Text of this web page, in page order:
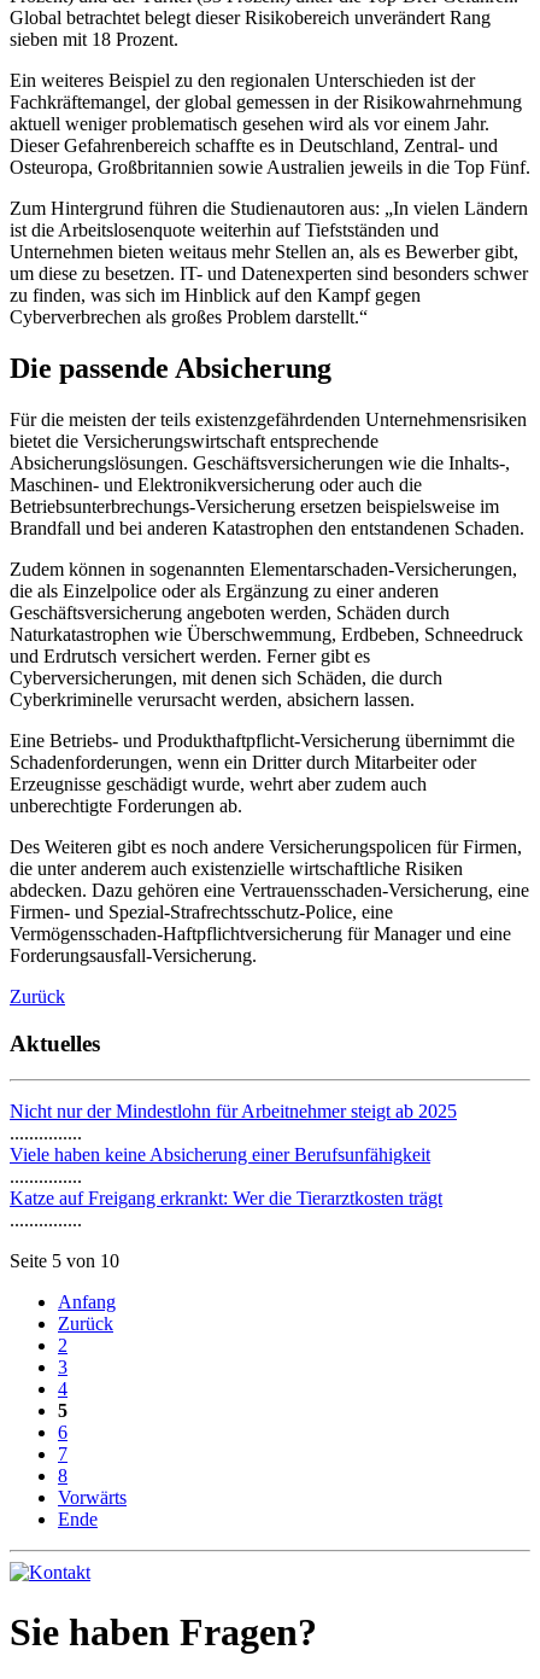
Global betrachtet belegt dieser Risikobereich unverändert Rang
sieben mit 18 Prozent.
Ein weiteres Beispiel zu den regionalen Unterschieden ist der
Fachkräftemangel, der global gemessen in der Risikowahrnehmung
aktuell weniger problematisch gesehen wird als vor einem Jahr.
Dieser Gefahrenbereich schaffte es in Deutschland, Zentral- und
Osteuropa, Großbritannien sowie Australien jeweils in die Top Fünf.
Zum Hintergrund führen die Studienautoren aus: „In vielen Ländern
ist die Arbeitslosenquote weiterhin auf Tiefstständen und
Unternehmen bieten weitaus mehr Stellen an, als es Bewerber gibt,
um diese zu besetzen. IT- und Datenexperten sind besonders schwer
zu finden, was sich im Hinblick auf den Kampf gegen
Cyberverbrechen als großes Problem darstellt.“
Die passende Absicherung
Für die meisten der teils existenzgefährdenden Unternehmensrisiken
bietet die Versicherungswirtschaft entsprechende
Absicherungslösungen. Geschäftsversicherungen wie die Inhalts-,
Maschinen- und Elektronikversicherung oder auch die
Betriebsunterbrechungs-Versicherung ersetzen beispielsweise im
Brandfall und bei anderen Katastrophen den entstandenen Schaden.
Zudem können in sogenannten Elementarschaden-Versicherungen,
die als Einzelpolice oder als Ergänzung zu einer anderen
Geschäftsversicherung angeboten werden, Schäden durch
Naturkatastrophen wie Überschwemmung, Erdbeben, Schneedruck
und Erdrutsch versichert werden. Ferner gibt es
Cyberversicherungen, mit denen sich Schäden, die durch
Cyberkriminelle verursacht werden, absichern lassen.
Eine Betriebs- und Produkthaftpflicht-Versicherung übernimmt die
Schadenforderungen, wenn ein Dritter durch Mitarbeiter oder
Erzeugnisse geschädigt wurde, wehrt aber zudem auch
unberechtigte Forderungen ab.
Des Weiteren gibt es noch andere Versicherungspolicen für Firmen,
die unter anderem auch existenzielle wirtschaftliche Risiken
abdecken. Dazu gehören eine Vertrauensschaden-Versicherung, eine
Firmen- und Spezial-Strafrechtsschutz-Police, eine
Vermögensschaden-Haftpflichtversicherung für Manager und eine
Forderungsausfall-Versicherung.
Zurück
Aktuelles
Nicht nur der Mindestlohn für Arbeitnehmer steigt ab 2025
...............
Viele haben keine Absicherung einer Berufsunfähigkeit
...............
Katze auf Freigang erkrankt: Wer die Tierarztkosten trägt
...............
Seite 5 von 10
Anfang
Zurück
2
3
4
5
6
7
8
Vorwärts
Ende
Sie haben Fragen?